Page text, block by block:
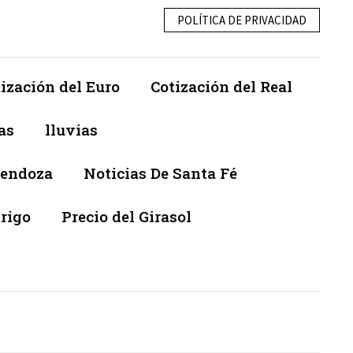
POLÍTICA DE PRIVACIDAD
del Euro Cotización del Real
lluvias
Noticias De Santa Fé
Precio del Girasol